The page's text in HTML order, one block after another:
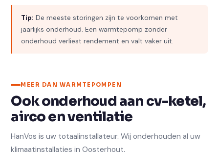
Tip: De meeste storingen zijn te voorkomen met
jaarlijks onderhoud. Een warmtepomp zonder
onderhoud verliest rendement en valt vaker uit.
MEER DAN WARMTEPOMPEN
Ook onderhoud aan cv-ketel,
airco en ventilatie
HanVos is uw totaalinstallateur. Wij onderhouden al uw
klimaatinstallaties in Oosterhout.